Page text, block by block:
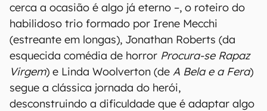
cerca a ocasião é algo já eterno –, o roteiro do
habilidoso trio formado por Irene Mecchi
(estreante em longas), Jonathan Roberts (da
esquecida comédia de horror Procura-se Rapaz
Virgem) e Linda Woolverton (de A Bela e a Fera)
segue a clássica jornada do herói,
desconstruindo a dificuldade que é adaptar algo